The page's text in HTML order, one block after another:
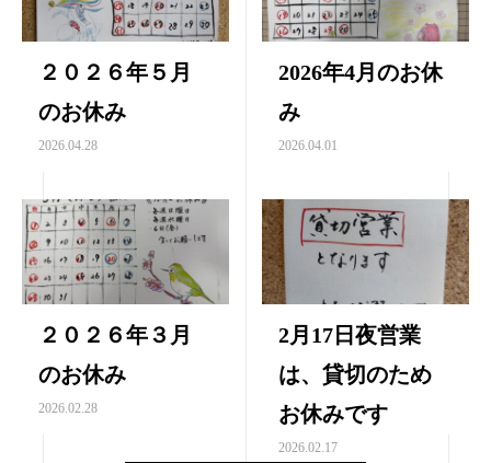
２０２６年５月
のお休み
2026.04.28
2026年4月のお休
み
2026.04.01
２０２６年３月
のお休み
2026.02.28
2月17日夜営業
は、貸切のため
お休みです
2026.02.17